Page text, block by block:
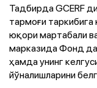
Тадбирда GCERF
тармоғи
юқори мартабали
марказида Фонд
ҳамда унинг
йўналишларини